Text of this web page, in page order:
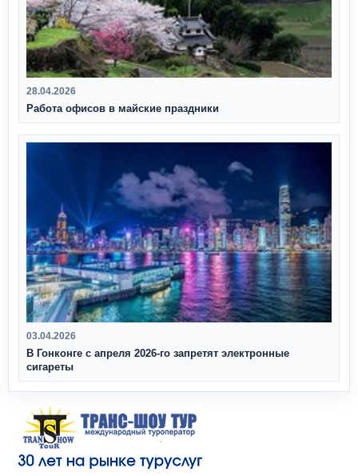
28.04.2026
Работа офисов в майские праздники
03.04.2026
В Гонконге с апреля 2026‑го запретят электронные
сигареты